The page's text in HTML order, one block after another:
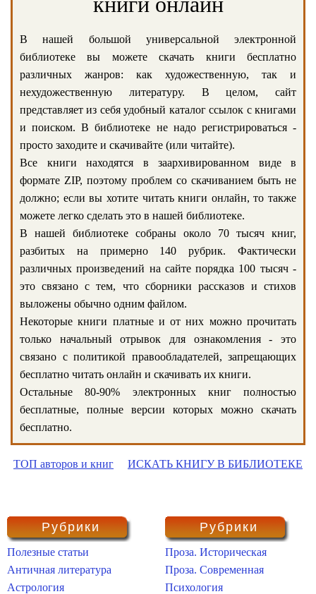
В нашей большой универсальной электронной
библиотеке вы можете скачать книги бесплатно
различных жанров: как художественную, так и
нехудожественную литературу. В целом, сайт
представляет из себя удобный каталог ссылок с книгами
и поиском. В библиотеке не надо регистрироваться -
просто заходите и скачивайте (или читайте).
Все книги находятся в заархивированном виде в
формате ZIP, поэтому проблем со скачиванием быть не
должно; если вы хотите читать книги онлайн, то также
можете легко сделать это в нашей библиотеке.
В нашей библиотеке собраны около 70 тысяч книг,
разбитых на примерно 140 рубрик. Фактически
различных произведений на сайте порядка 100 тысяч -
это связано с тем, что сборники рассказов и стихов
выложены обычно одним файлом.
Некоторые книги платные и от них можно прочитать
только начальный отрывок для ознакомления - это
связано с политикой правообладателей, запрещающих
бесплатно читать онлайн и скачивать их книги.
Остальные 80-90% электронных книг полностью
бесплатные, полные версии которых можно скачать
бесплатно.
ТОП авторов и книг ИСКАТЬ КНИГУ В БИБЛИОТЕКЕ
Рубрики
Полезные статьи
Античная литература
Астрология
Рубрики
Проза. Историческая
Проза. Современная
Психология